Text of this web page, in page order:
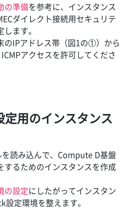
の準備を参考に、インスタンス
ダイレクト接続用セキュリテ
ます。
のIPアドレス帯（図1の①）から
アクセスを許可してくださ
定用のインスタンス
読み込んで、Compute D基盤
するためのインスタンスを作成
の設定にしたがってインスタン
定環境を整えます。